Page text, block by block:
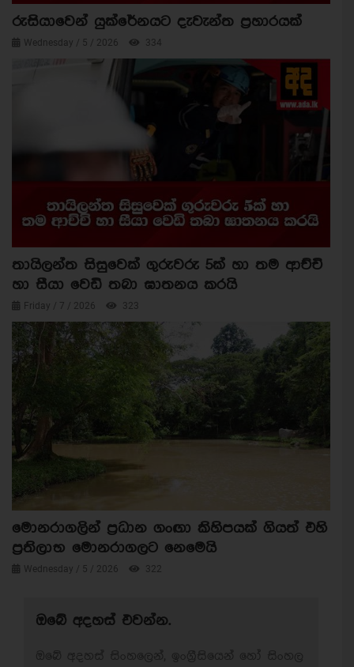
රුසියාවෙන් යුක්රේනයට දැවැන්ත ප්‍රහාරයක්
Wednesday / 5 / 2026 334
තායිලන්ත සිසුවෙක් ගුරුවරු 5ක් හා තම ආච්චි
හා සීයා වෙඩි තබා ඝාතනය කරයි
Friday / 7 / 2026 323
මොනරාගලින් ප්‍රධාන ගංඟා කිහිපයක් ගියත් එහි
ප්‍රතිලාභ මොනරාගලට නෙමෙයි
Wednesday / 5 / 2026 322
ඔබේ අදහස් එවන්න.